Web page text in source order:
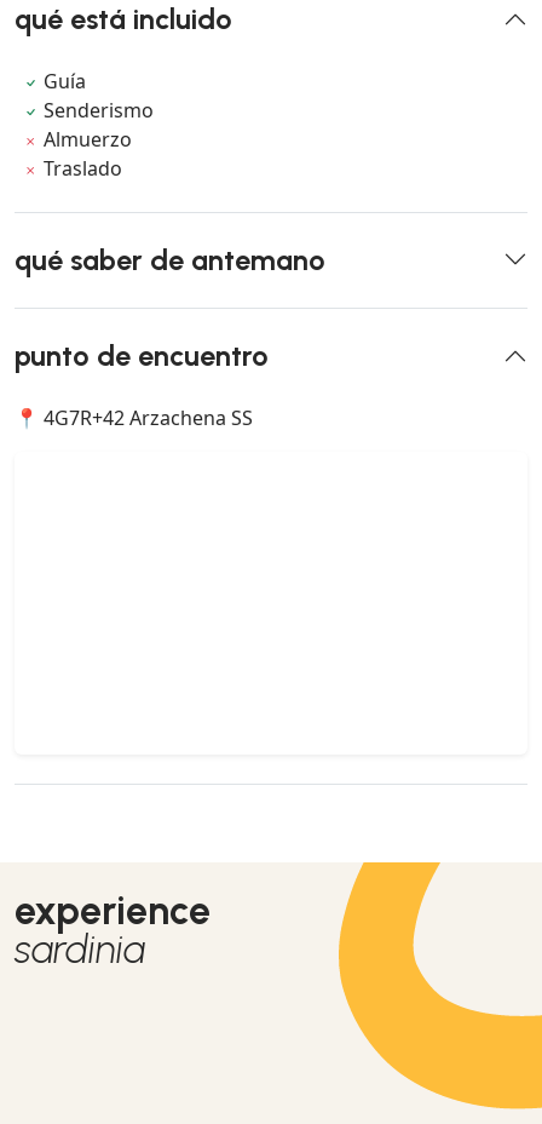
qué está incluido
Guía
Senderismo
Almuerzo
Traslado
qué saber de antemano
punto de encuentro
📍 4G7R+42 Arzachena SS
experience
sardinia